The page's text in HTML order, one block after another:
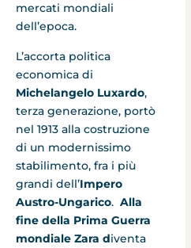
mercati mondiali
dell’epoca.
L’accorta politica
economica di
Michelangelo Luxardo,
terza generazione, portò
nel 1913 alla costruzione
di un modernissimo
stabilimento, fra i più
grandi dell’Impero
Austro-Ungarico. Alla
fine della Prima Guerra
mondiale Zara diventa